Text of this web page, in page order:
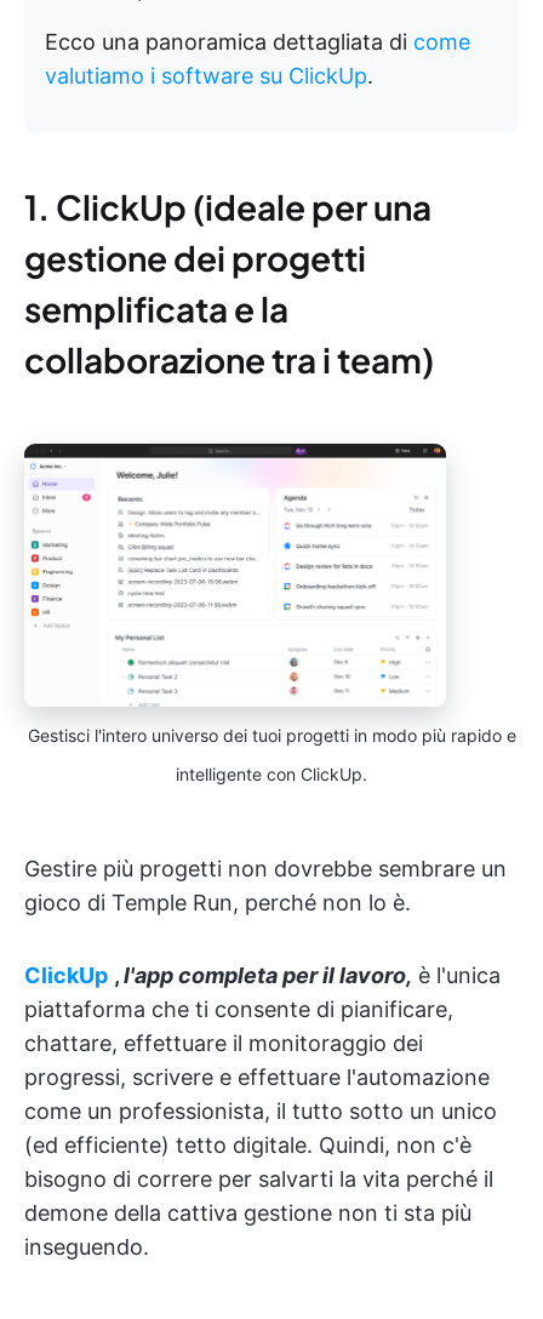
Ecco una panoramica dettagliata di come
valutiamo i software su ClickUp.
1. ClickUp (ideale per una
gestione dei progetti
semplificata e la
collaborazione tra i team)
Gestisci l'intero universo dei tuoi progetti in modo più rapido e
intelligente con ClickUp.
Gestire più progetti non dovrebbe sembrare un
gioco di Temple Run, perché non lo è.
ClickUp ,l'app completa per il lavoro, è l'unica
piattaforma che ti consente di pianificare,
chattare, effettuare il monitoraggio dei
progressi, scrivere e effettuare l'automazione
come un professionista, il tutto sotto un unico
(ed efficiente) tetto digitale. Quindi, non c'è
bisogno di correre per salvarti la vita perché il
demone della cattiva gestione non ti sta più
inseguendo.